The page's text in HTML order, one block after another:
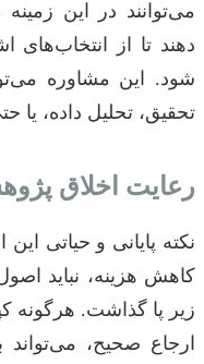
می‌توانند در این زمینه
دهند تا از انتخاب‌های
شود. این مشاوره
تحقیق، تحلیل داده، یا
رعایت اخلاق
نکته پایانی و حیاتی
کاهش هزینه، نباید
زیر پا گذاشت. هرگونه
ارجاع صحیح، می‌تواند